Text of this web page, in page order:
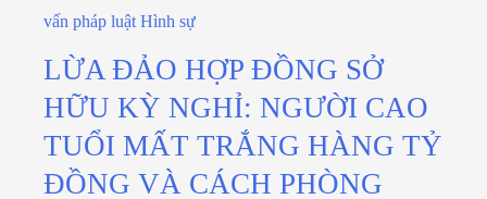
vấn pháp luật Hình sự
LỪA ĐẢO HỢP ĐỒNG SỞ
HỮU KỲ NGHỈ: NGƯỜI CAO
TUỔI MẤT TRẮNG HÀNG TỶ
ĐỒNG VÀ CÁCH PHÒNG